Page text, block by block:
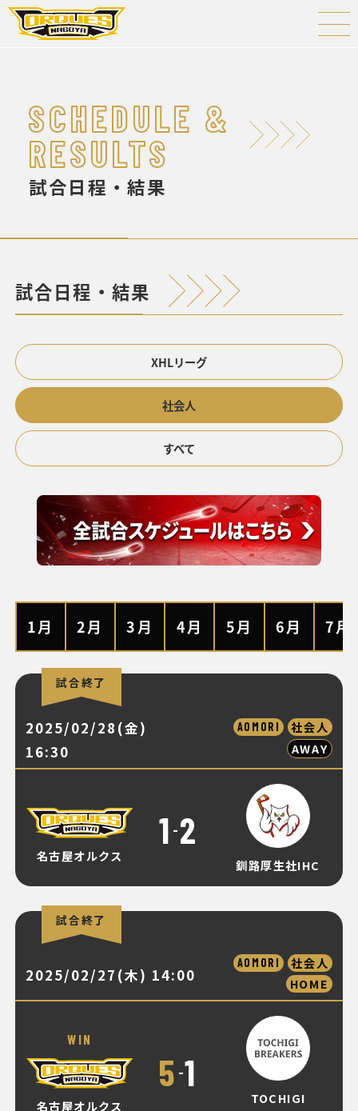
SCHEDULE &
RESULTS
試合日程・結果
試合日程・結果
XHLリーグ
社会人
すべて
1月 2月 3月 4月 5月 6月 7月
試合終了
2025/02/28(金)
16:30
AOMORI
社会人
AWAY
名古屋オルクス
1 - 2
釧路厚生社IHC
試合終了
2025/02/27(木) 14:00
AOMORI
社会人
HOME
WIN
名古屋オルクス
5 -1
TOCHIGI